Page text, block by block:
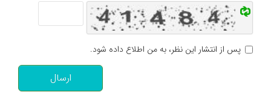
پس از انتشار این نظر، به من اطلاع داده شود.
ارسال